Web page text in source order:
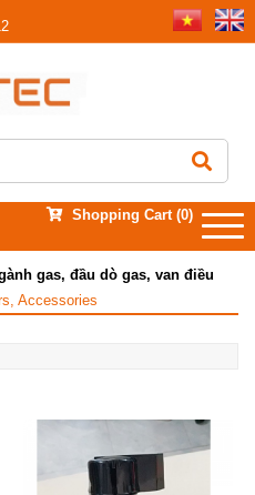
Shopping Cart (0)
gas, đầu dò gas, van điều
Accessories